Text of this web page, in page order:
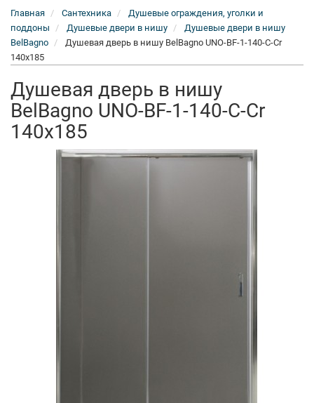
Главная Сантехника
Душевые ограждения, уголки и
поддоны
Душевые двери в нишу
Душевые двери в нишу
BelBagno
Душевая дверь в нишу BelBagno UNO-BF-1-140-C-Cr
140x185
Душевая дверь в нишу
BelBagno UNO-BF-1-140-C-Cr
140x185